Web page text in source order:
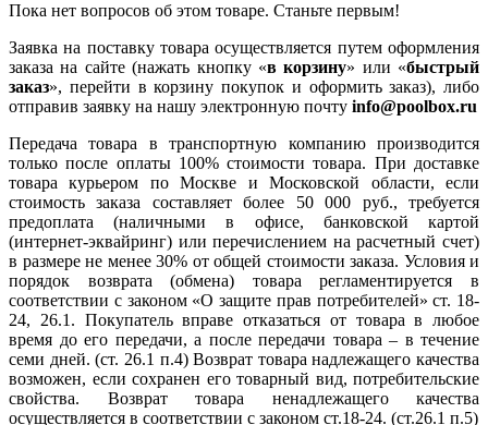
Пока нет вопросов об этом товаре. Станьте первым!
Заявка на поставку товара осуществляется путем оформления
заказа на сайте (нажать кнопку «в корзину» или «быстрый
заказ», перейти в корзину покупок и оформить заказ), либо
отправив заявку на нашу электронную почту info@poolbox.ru
Передача товара в транспортную компанию производится
только после оплаты 100% стоимости товара. При доставке
товара курьером по Москве и Московской области, если
стоимость заказа составляет более 50 000 руб., требуется
предоплата (наличными в офисе, банковской картой
(интернет-эквайринг) или перечислением на расчетный счет)
в размере не менее 30% от общей стоимости заказа. Условия и
порядок возврата (обмена) товара регламентируется в
соответствии с законом «О защите прав потребителей» ст. 18-
24, 26.1. Покупатель вправе отказаться от товара в любое
время до его передачи, а после передачи товара – в течение
семи дней. (ст. 26.1 п.4) Возврат товара надлежащего качества
возможен, если сохранен его товарный вид, потребительские
свойства. Возврат товара ненадлежащего качества
осуществляется в соответствии с законом ст.18-24. (ст.26.1 п.5)